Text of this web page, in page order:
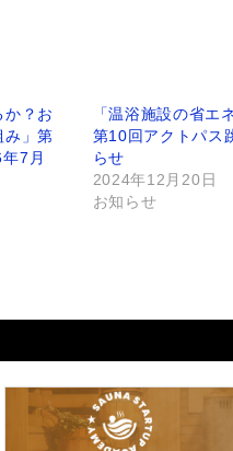
か？お
み」第
7月
「温浴施設の省エ
第10回アクトパス
らせ
2024年12月20日
お知らせ